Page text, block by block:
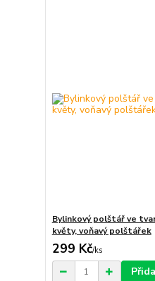
Bylinkový polštář ve
květy, voňavý polštářek
299 Kč/ks